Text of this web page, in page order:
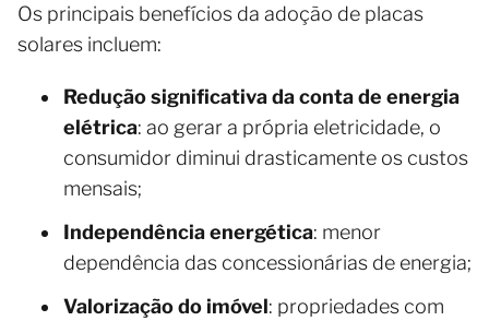
Os principais benefícios da adoção de placas
solares incluem:
Redução significativa da conta de energia
elétrica: ao gerar a própria eletricidade, o
consumidor diminui drasticamente os custos
mensais;
Independência energética: menor
dependência das concessionárias de energia;
Valorização do imóvel: propriedades com